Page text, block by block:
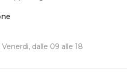
dalle 09 alle 18